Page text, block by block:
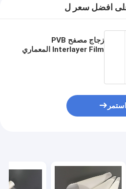
افضل سعر ل
زجاج مصفح PVB
Interlayer Film المعماري
استمر